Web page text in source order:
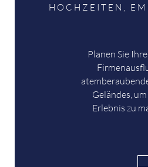
HOCHZEITEN,
Planen Sie
Geländes,
Erlebnis zu